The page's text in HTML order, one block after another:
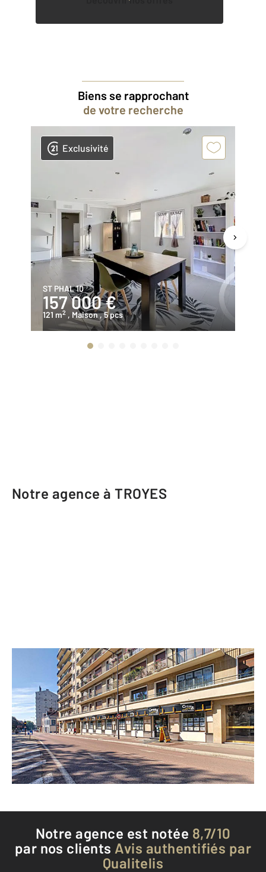
Biens se rapprochant
de votre recherche
Exclusivité
ST PHAL 10
157 000 €
121 m2 , Maison, 5 pcs
Notre agence à TROYES
CENTURY 21 Martinot Immobilier
14 boulevard Victor Hugo CS 90121
TROYES - 10000
Envoyer un message
Téléphoner à l'agence
Notre agence est notée 8,7/10
par nos clients Avis authentifiés par
Qualitelis